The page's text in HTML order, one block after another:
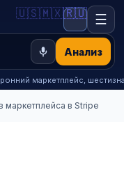
Анализ
🇺🇸🇲🇽🇷🇺 ☰
маркетплейс,
маркетплейса в Stripe